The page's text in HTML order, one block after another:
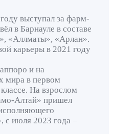
выступал за фарм-
в Барнауле в составе
«Аллматы», «Арлан».
карьеры в 2021 году
и на
мира в первом
На взрослом
Алтай» пришел
с июля 2023 года –